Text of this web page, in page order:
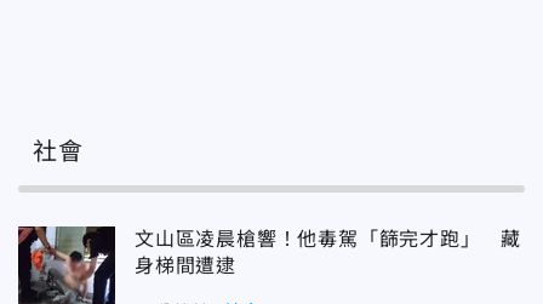
社會
文山區凌晨槍響！他毒駕「篩完才跑」 藏
身梯間遭逮